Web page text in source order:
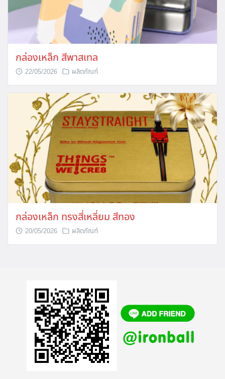
กล่องเหล็ก สีพาสเทล
22/05/2026 ผลิตภัณฑ์
กล่องเหล็ก ทรงสี่เหลี่ยม สีทอง
20/05/2026 ผลิตภัณฑ์